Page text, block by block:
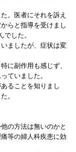
。医者にそれを訴え
らと指導を受けまし
でした。
ましたが、症状は変
に副作用も感じず、
ていました。
ることを知りまし
。
の方法は無いのかと
等の婦人科疾患に効